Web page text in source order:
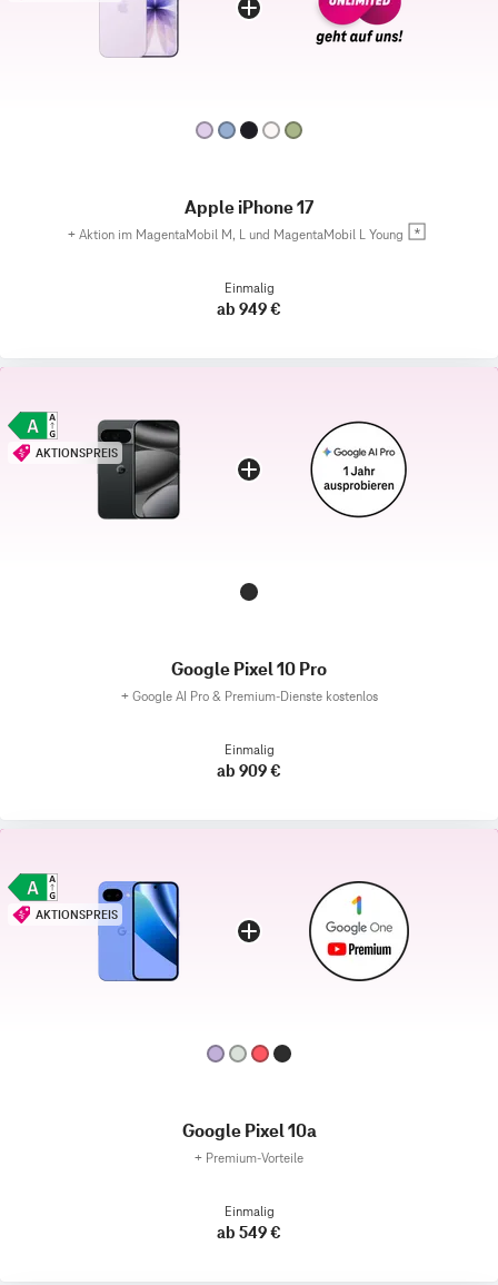
Apple iPhone 17
+ Aktion im MagentaMobil M, L und MagentaMobil L Young
Einmalig
ab 949 €
AKTIONSPREIS
Google Pixel 10 Pro
+ Google AI Pro & Premium-Dienste kostenlos
Einmalig
ab 909 €
AKTIONSPREIS
Google Pixel 10a
+ Premium‑Vorteile
Einmalig
ab 549 €